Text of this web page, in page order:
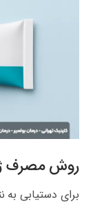
روش مصرف
برای دستیابی